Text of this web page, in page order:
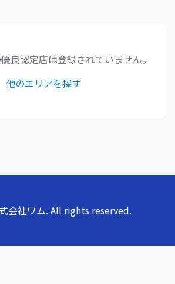
良認定店は登録されていません。
他のエリアを探す
会社ワム. All rights reserved.